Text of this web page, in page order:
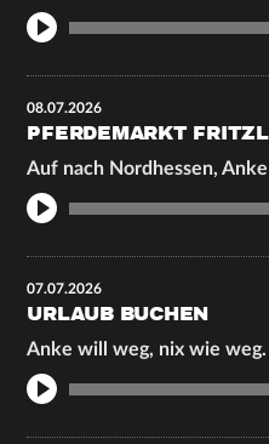
08.07.2026
PFERDEMARKT
Auf nach Nordhessen,
07.07.2026
URLAUB BUCHEN
Anke will weg, nix wie weg.